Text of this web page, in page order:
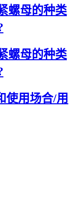
螺母的种类
螺母的种类
使用场合/用